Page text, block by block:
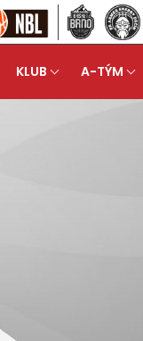
KLUB A-TÝM